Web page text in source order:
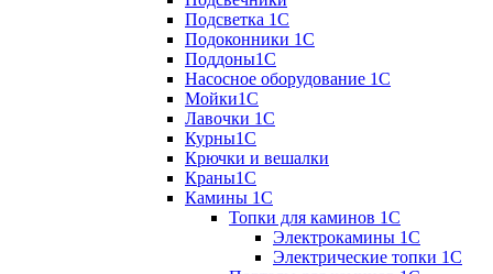
Подсветка 1С
Подоконники 1С
Поддоны1С
Насосное оборудование 1С
Мойки1С
Лавочки 1С
Курны1С
Крючки и вешалки
Краны1С
Камины 1C
Топки для каминов 1C
Электрокамины 1С
Электрические топки 1C